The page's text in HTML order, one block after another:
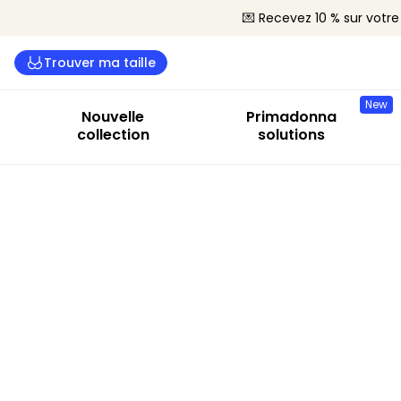
💌 Recevez 10 % sur
Trouver ma taille
Nouvelle
collection
New
Primadonna
solutions